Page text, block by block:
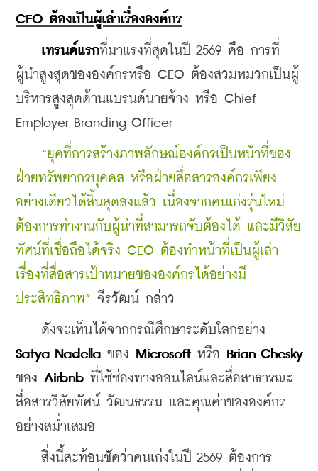
CEO ต้องเป็นผู้เล่าเรื่ององค์กร
เทรนด์แรกที่มาแรงที่สุดในปี 2569 คือ การที่
ผู้นำสูงสุดขององค์กรหรือ CEO ต้องสวมหมวกเป็นผู้
บริหารสูงสุดด้านแบรนด์นายจ้าง หรือ Chief
Employer Branding Officer
“ยุคที่การสร้างภาพลักษณ์องค์กรเป็นหน้าที่ของ
ฝ่ายทรัพยากรบุคคล หรือฝ่ายสื่อสารองค์กรเพียง
อย่างเดียวได้สิ้นสุดลงแล้ว เนื่องจากคนเก่งรุ่นใหม่
ต้องการทำงานกับผู้นำที่สามารถจับต้องได้ และมีวิสัย
ทัศน์ที่เชื่อถือได้จริง CEO ต้องทำหน้าที่เป็นผู้เล่า
เรื่องที่สื่อสารเป้าหมายขององค์กรได้อย่างมี
ประสิทธิภาพ” จีรวัฒน์ กล่าว
Satya Nadella ของ Microsoft หรือ Brian Chesky
ของ Airbnb ที่ใช้ช่องทางออนไลน์และสื่อสาธารณะ
สื่อสารวิสัยทัศน์ วัฒนธรรม และคุณค่าขององค์กร
อย่างสม่ำเสมอ
สิ่งนี้สะท้อนชัดว่าคนเก่งในปี 2569 ต้องการ